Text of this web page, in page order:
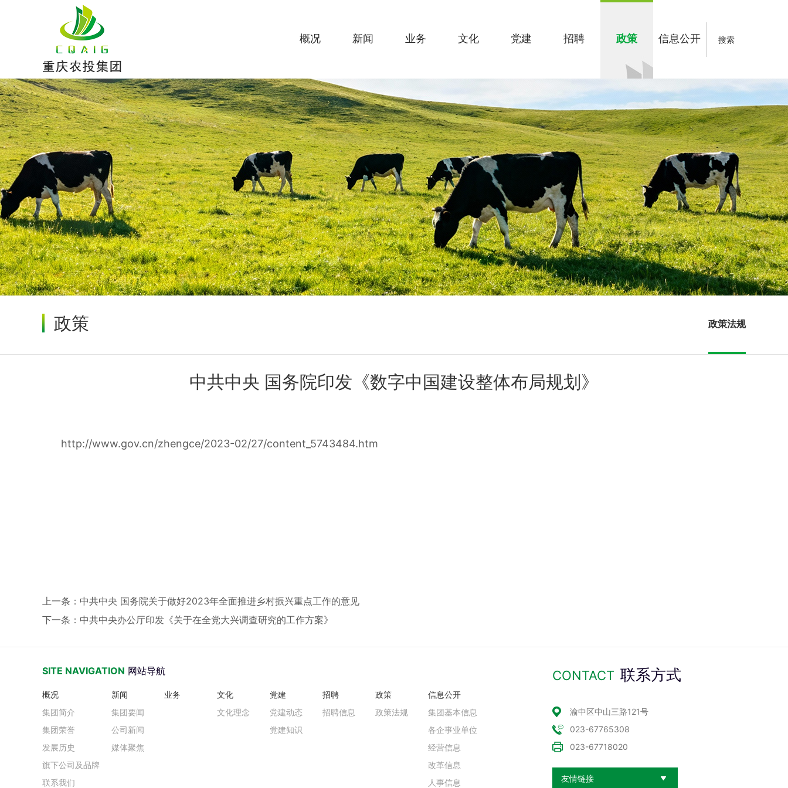
搜索
概况 新闻 业务 文化 党建 招聘 政策 信息公开
政策 政策法规
中共中央 国务院印发《数字中国建设整体布局规划》
http://www.gov.cn/zhengce/2023-02/27/content_5743484.htm
上一条 ：中共中央 国务院关于做好2023年全面推进乡村振兴重点工作的意见
下一条 ：中共中央办公厅印发《关于在全党大兴调查研究的工作方案》
SITE NAVIGATION 网站导航
概况
集团简介
集团荣誉
发展历史
旗下公司及品牌
联系我们
新闻
集团要闻
公司新闻
媒体聚焦
业务
文化
文化理念
党建
党建动态
党建知识
招聘
招聘信息
政策
政策法规
信息公开
集团基本信息
各企事业单位
经营信息
改革信息
人事信息
CONTACT 联系方式
渝中区中山三路121号
023-67765308
023-67718020
友情链接